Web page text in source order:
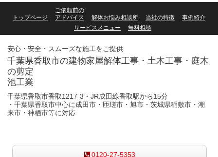
トップページ
ご依頼前の
アドバイス
解体お悩み相談所 当社の特徴
事例紹介
サービスメニュー
無料相談
安心・安全・スムーズな施工をご提供
千葉県香取市の建物家屋解体工事・土木工事・庭木
の剪定
池工業
千葉県香取市香取1217-3・ JR成田線香取駅から15分
・千葉県香取市中心に成田市・匝瑳市・旭市・茨城県稲敷市・潮
来市・神栖市等に対応
0120-27-5353